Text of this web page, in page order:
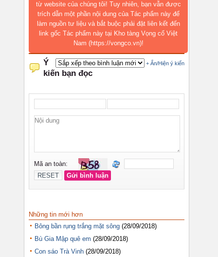
từ website của chúng tôi! Tuy nhiên, bạn vẫn được
trích dẫn một phần nội dung của Tác phẩm này để
làm nguồn tư liệu và bắt buộc phải đặt liên kết đến
link gốc Tác phẩm này tại Kho tàng Vọng cổ Việt
Nam (https://vongco.vn)!
Những tin mới hơn
Bông bần rụng trắng mặt sông (28/09/2018)
Bù Gia Mập quê em (28/09/2018)
Con sáo Trà Vinh (28/09/2018)